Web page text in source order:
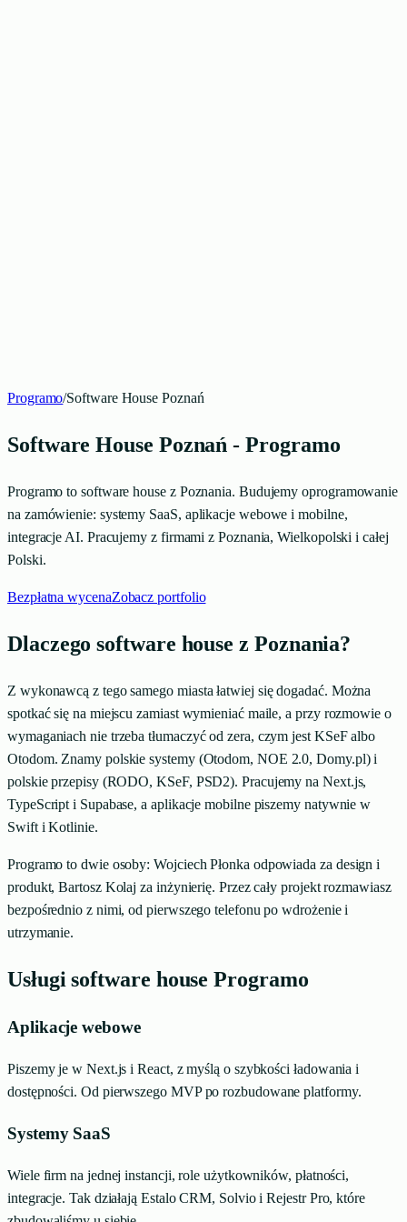
Programo/Software House Poznań
Software House Poznań - Programo
Programo to software house z Poznania. Budujemy oprogramowanie
na zamówienie: systemy SaaS, aplikacje webowe i mobilne,
integracje AI. Pracujemy z firmami z Poznania, Wielkopolski i całej
Polski.
Bezpłatna wycenaZobacz portfolio
Dlaczego software house z Poznania?
Z wykonawcą z tego samego miasta łatwiej się dogadać. Można
spotkać się na miejscu zamiast wymieniać maile, a przy rozmowie o
wymaganiach nie trzeba tłumaczyć od zera, czym jest KSeF albo
Otodom. Znamy polskie systemy (Otodom, NOE 2.0, Domy.pl) i
polskie przepisy (RODO, KSeF, PSD2). Pracujemy na Next.js,
TypeScript i Supabase, a aplikacje mobilne piszemy natywnie w
Swift i Kotlinie.
Programo to dwie osoby: Wojciech Płonka odpowiada za design i
produkt, Bartosz Kolaj za inżynierię. Przez cały projekt rozmawiasz
bezpośrednio z nimi, od pierwszego telefonu po wdrożenie i
utrzymanie.
Usługi software house Programo
Aplikacje webowe
Piszemy je w Next.js i React, z myślą o szybkości ładowania i
dostępności. Od pierwszego MVP po rozbudowane platformy.
Systemy SaaS
Wiele firm na jednej instancji, role użytkowników, płatności,
integracje. Tak działają Estalo CRM, Solvio i Rejestr Pro, które